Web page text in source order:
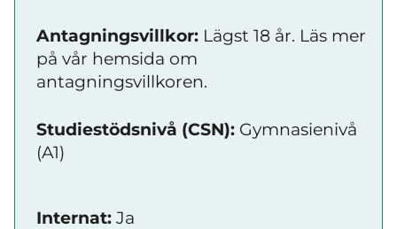
Antagningsvillkor: Lägst 18 år. Läs mer
på vår hemsida om
antagningsvillkoren.
Studiestödsnivå (CSN): Gymnasienivå
(A1)
Internat: Ja